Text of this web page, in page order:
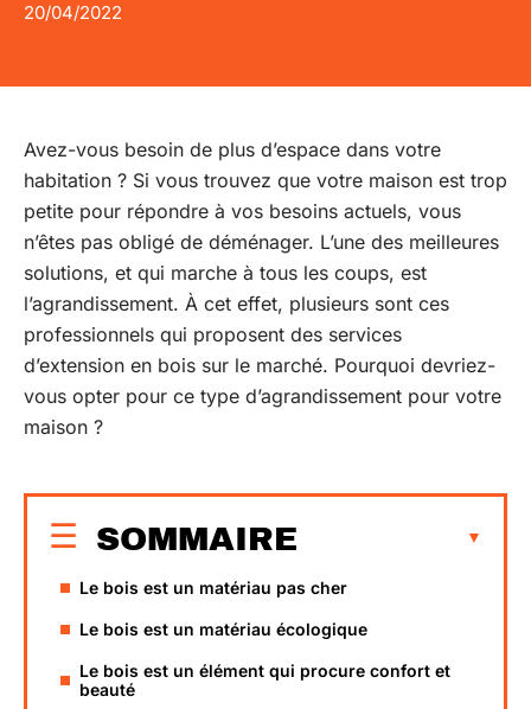
20/04/2022
Avez-vous besoin de plus d’espace dans votre
habitation ? Si vous trouvez que votre maison est trop
petite pour répondre à vos besoins actuels, vous
n’êtes pas obligé de déménager. L’une des meilleures
solutions, et qui marche à tous les coups, est
l’agrandissement. À cet effet, plusieurs sont ces
professionnels qui proposent des services
d’extension en bois sur le marché. Pourquoi devriez-
vous opter pour ce type d’agrandissement pour votre
maison ?
SOMMAIRE
Le bois est un matériau pas cher
Le bois est un matériau écologique
Le bois est un élément qui procure confort et
beauté